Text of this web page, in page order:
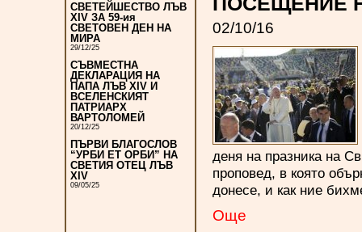
СВЕТЕЙШЕСТВО ЛЪВ
XIV ЗА 59-ия
СВЕТОВЕН ДЕН НА
МИРА
29/12/25
СЪВМЕСТНА
ДЕКЛАРАЦИЯ НА
ПАПА ЛЪВ XIV И
ВСЕЛЕНСКИЯТ
ПАТРИАРХ
ВАРТОЛОМЕЙ
20/12/25
ПЪРВИ БЛАГОСЛОВ
“УРБИ ЕТ ОРБИ” НА
СВЕТИЯ ОТЕЦ ЛЪВ
XIV
09/05/25
02/10/16
деня на празника на
проповед, в която
донесе, и как ние
Oще